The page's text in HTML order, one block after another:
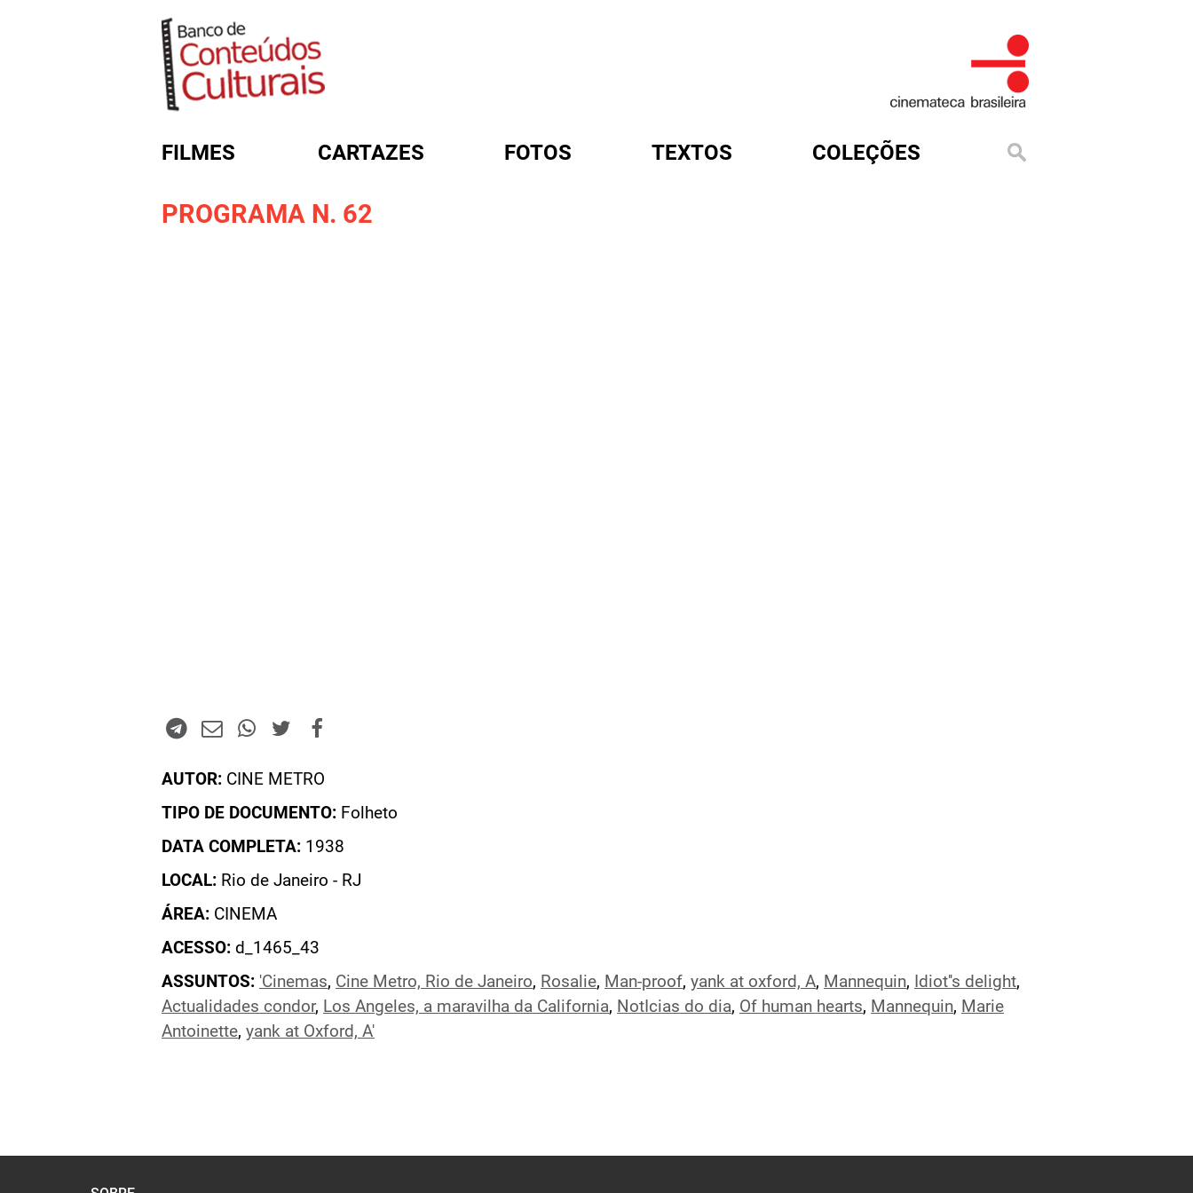
FILMES CARTAZES FOTOS TEXTOS COLEÇÕES
PROGRAMA N. 62
AUTOR: CINE METRO
TIPO DE DOCUMENTO: Folheto
DATA COMPLETA: 1938
LOCAL: Rio de Janeiro - RJ
ÁREA: CINEMA
ACESSO: d_1465_43
ASSUNTOS: 'Cinemas, Cine Metro, Rio de Janeiro, Rosalie, Man-proof, yank at oxford, A, Mannequin, Idiot''s delight,
Actualidades condor, Los Angeles, a maravilha da California, NotIcias do dia, Of human hearts, Mannequin, Marie
Antoinette, yank at Oxford, A'